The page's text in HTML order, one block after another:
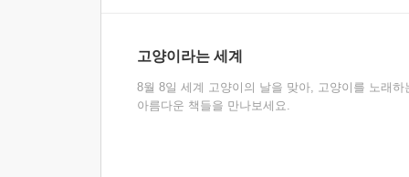
고양이라는 세계
8월 8일 세계 고양이의 날을 맞아, 고양이를 노래하
아름다운 책들을 만나보세요.